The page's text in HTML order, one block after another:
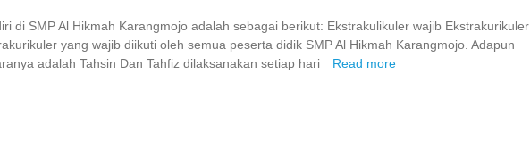
di SMP Al Hikmah Karangmojo adalah sebagai berikut: Ekstrakulikuler wajib Ekstrakurikuler
yang wajib diikuti oleh semua peserta didik SMP Al Hikmah Karangmojo. Adapun
adalah Tahsin Dan Tahfiz dilaksanakan setiap hari
Read more